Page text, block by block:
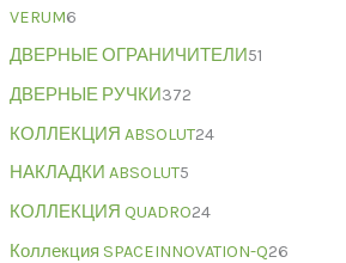
VERUM6
ДВЕРНЫЕ ОГРАНИЧИТЕЛИ51
ДВЕРНЫЕ РУЧКИ372
КОЛЛЕКЦИЯ ABSOLUT24
НАКЛАДКИ ABSOLUT5
КОЛЛЕКЦИЯ QUADRO24
Коллекция SPACEINNOVATION-Q26